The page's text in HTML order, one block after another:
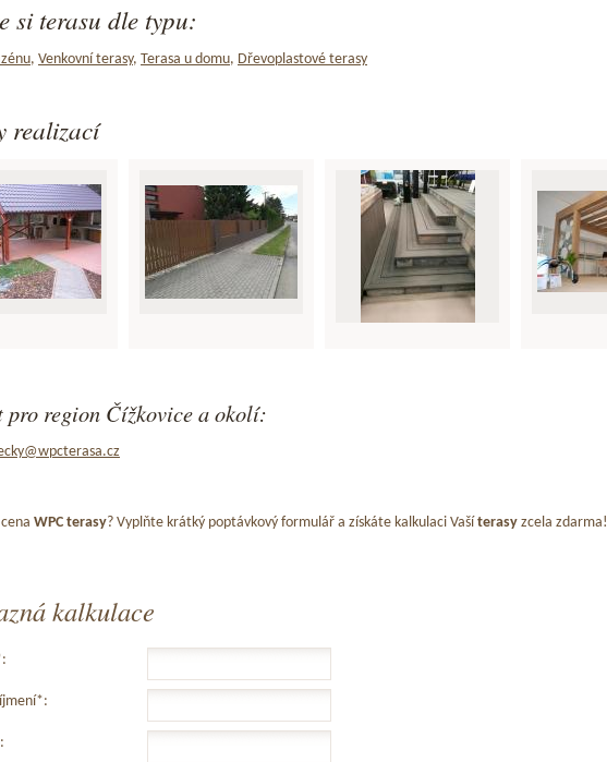
si terasu dle typu:
, Venkovní terasy, Terasa u domu, Dřevoplastové terasy
realizací
pro region Čížkovice a okolí:
WPC terasy? Vyplňte krátký poptávkový formulář a získáte kalkulaci Vaší terasy zcela zdarma!
kalkulace